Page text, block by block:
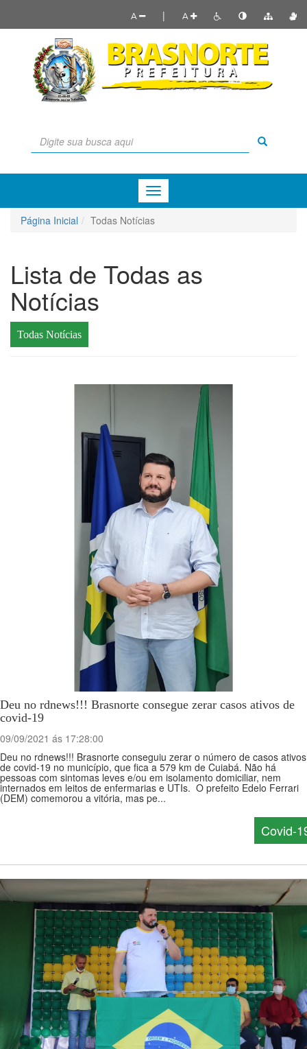
A | A
Menu
de
Navegação
Página Inicial Todas Notícias
Lista de Todas as
Notícias
Todas Notícias
Deu no rdnews!!! Brasnorte consegue zerar casos ativos de
covid-19
09/09/2021 ás 17:28:00
Deu no rdnews!!! Brasnorte conseguiu zerar o número de casos ativos
de covid-19 no município, que fica a 579 km de Cuiabá. Não há
pessoas com sintomas leves e/ou em isolamento domiciliar, nem
internados em leitos de enfermarias e UTIs. O prefeito Edelo Ferrari
(DEM) comemorou a vitória, mas pe...
Covid-